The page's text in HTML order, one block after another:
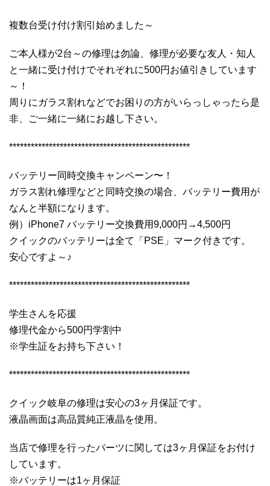
複数台受け付け割引始めました～
ご本人様が2台～の修理は勿論、修理が必要な友人・知人
と一緒に受け付けでそれぞれに500円お値引きしています
～！
周りにガラス割れなどでお困りの方がいらっしゃったら是
非、ご一緒に一緒にお越し下さい。
**************************************************
バッテリー同時交換キャンペーン〜！
ガラス割れ修理などと同時交換の場合、バッテリー費用が
なんと半額になります。
例）iPhone7 バッテリー交換費用9,000円→4,500円
クイックのバッテリーは全て「PSE」マーク付きです。
安心ですよ～♪
**************************************************
学生さんを応援
修理代金から500円学割中
※学生証をお持ち下さい！
**************************************************
クイック岐阜の修理は安心の3ヶ月保証です。
液晶画面は高品質純正液晶を使用。
当店で修理を行ったパーツに関しては3ヶ月保証をお付け
しています。
※バッテリーは1ヶ月保証